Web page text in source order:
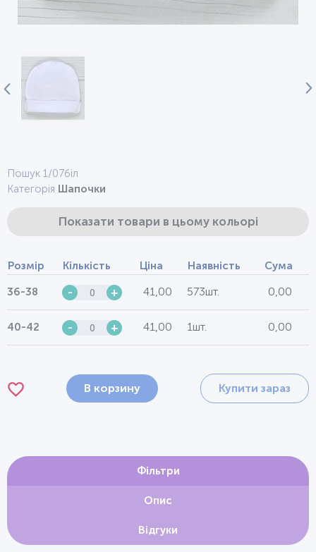
Пошук 1/07біл
Категорія Шапочки
Показати товари в цьому кольорі
Розмір Кількість Ціна Наявність Сума
36-38 - + 41,00 573шт. 0,00
40-42 - + 41,00 1шт. 0,00
В корзину Купити зараз
Фільтри
Опис
Відгуки